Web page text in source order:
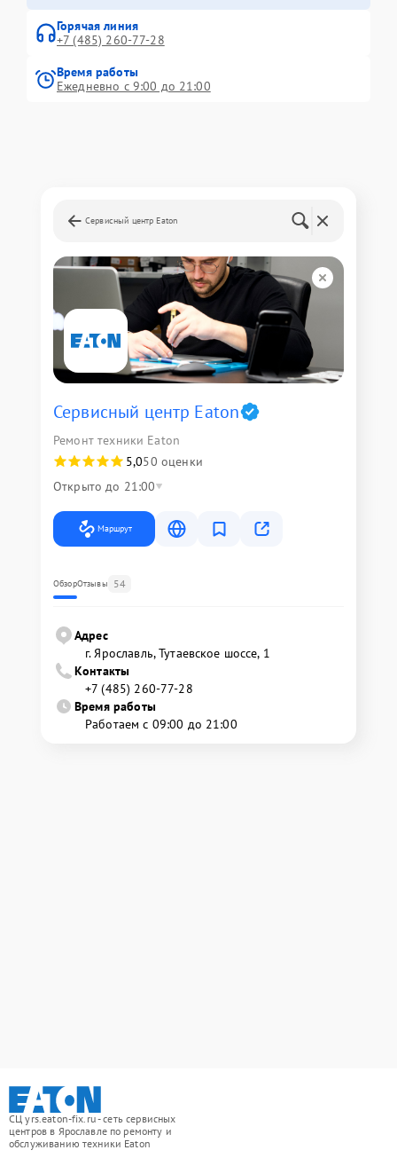
Горячая линия
+7 (485) 260-77-28
Время работы
Ежедневно с 9:00 до 21:00
Сервисный центр Eaton
Сервисный центр Eaton
Ремонт техники Eaton
5,050 оценки
Открыто до 21:00
Маршрут
ОбзорОтзывы 54
Адрес
г. Ярославль, Тутаевское шоссе, 1
Контакты
+7 (485) 260-77-28
Время работы
Работаем с 09:00 до 21:00
СЦ yrs.eaton-fix.ru - сеть сервисных
центров в Ярославле по ремонту и
обслуживанию техники Eaton